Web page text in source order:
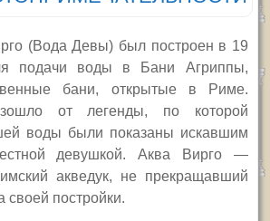
(Вода Девы) был построен в 19
подачи воды в Бани Агриппы,
бани, открытые в Риме.
от легенды, по которой
воды были показаны искавшим
девушкой. Аква Вирго —
акведук, не прекращавший
своей постройки.